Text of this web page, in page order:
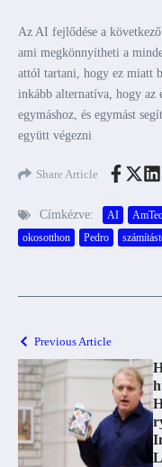
Az AI fejlődése a
ami megkönnyítheti a
attól tartani, hogy ez miatt
inkább alternatíva, hogy az
egymáshoz, és egymást
együtt végezni
Share Article
Címkézve: AI
okosotthon
Pedro
Previous Article